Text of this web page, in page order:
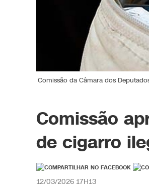
Comissão da Câmara dos
Comissão
de cigarro
12/03/2026 17H13